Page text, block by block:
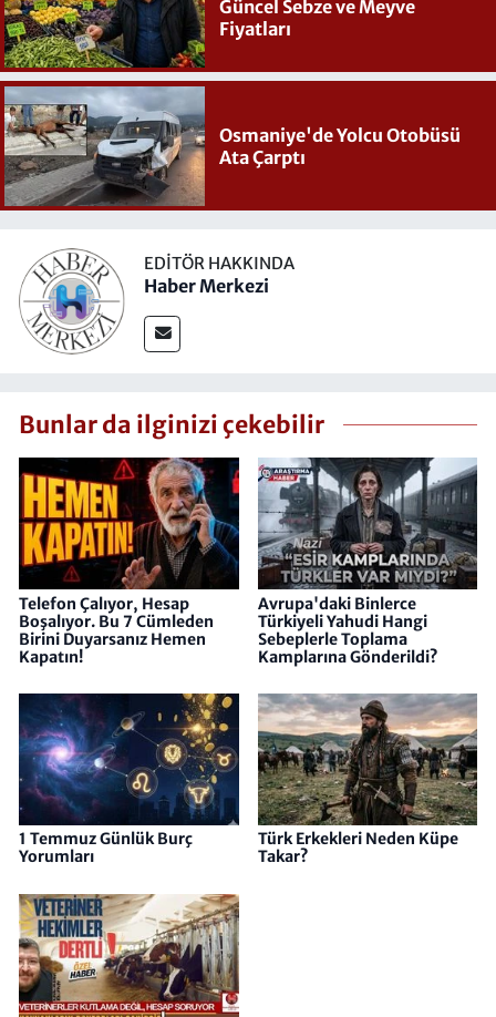
Güncel Sebze ve Meyve
Fiyatları
Osmaniye'de Yolcu Otobüsü
Ata Çarptı
EDITÖR HAKKINDA
Haber Merkezi
Bunlar da ilginizi çekebilir
Telefon Çalıyor, Hesap
Boşalıyor. Bu 7 Cümleden
Birini Duyarsanız Hemen
Kapatın!
Avrupa'daki Binlerce
Türkiyeli Yahudi Hangi
Sebeplerle Toplama
Kamplarına Gönderildi?
1 Temmuz Günlük Burç
Yorumları
Türk Erkekleri Neden Küpe
Takar?